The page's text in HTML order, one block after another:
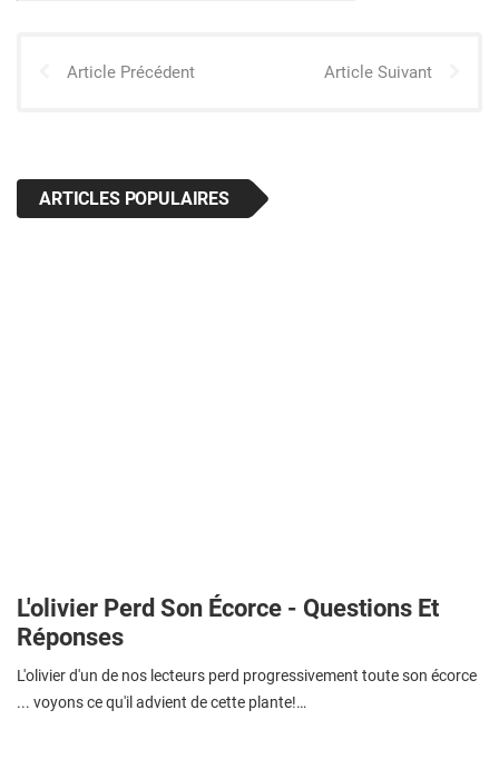
Article Précédent Article Suivant
ARTICLES POPULAIRES
L'olivier Perd Son Écorce - Questions Et
Réponses
L'olivier d'un de nos lecteurs perd progressivement toute son écorce
... voyons ce qu'il advient de cette plante!…